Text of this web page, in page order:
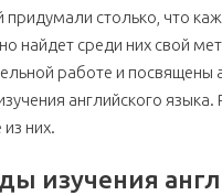
придумали столько, что
найдет среди них свой
работе и посвящены
английского
них.
изучения